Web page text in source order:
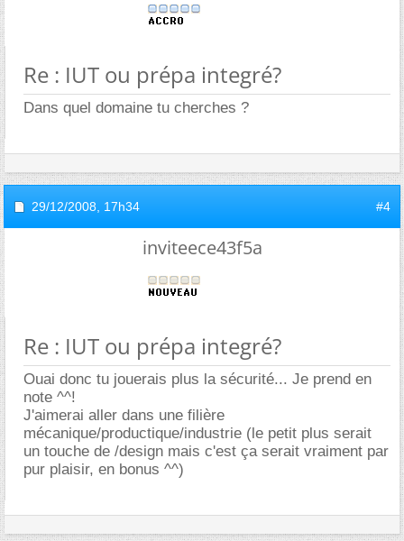
Re : IUT ou prépa integré?
Dans quel domaine tu cherches ?
29/12/2008, 17h34 #4
inviteece43f5a
Re : IUT ou prépa integré?
Ouai donc tu jouerais plus la sécurité... Je prend en
note ^^!
J'aimerai aller dans une filière
mécanique/productique/industrie (le petit plus serait
un touche de /design mais c'est ça serait vraiment par
pur plaisir, en bonus ^^)